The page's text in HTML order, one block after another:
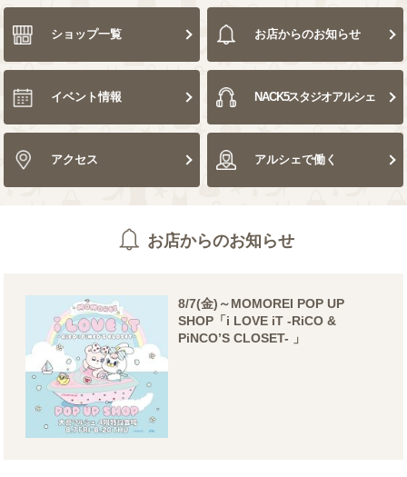
ショップ一覧 お店からのお知らせ
イベント情報 NACK5スタジオアルシェ
アクセス アルシェで働く
お店からのお知らせ
8/7(金)～MOMOREI POP UP
SHOP「i LOVE iT -RiCO &
PiNCO’S CLOSET- 」